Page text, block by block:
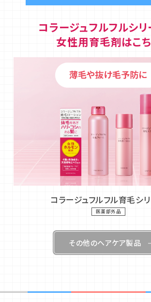
コラージュフルフルシ
女性用育毛剤はこ
コラージュフルフル育毛シ
医薬部外品
その他のヘアケア製品